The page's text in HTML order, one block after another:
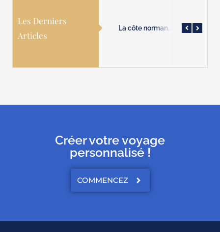
Les Derniers
Articles
La côte normande vous attend !
Créer votre voyage
personnalisé !
COMMENCEZ